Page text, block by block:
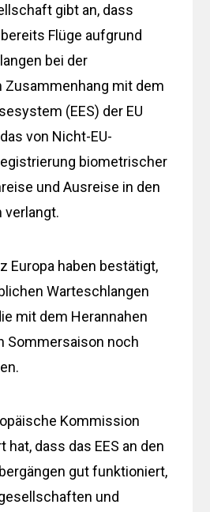
gibt an, dass
Flüge aufgrund
bei der
Zusammenhang mit dem
(EES) der EU
von Nicht-EU-
biometrischer
und Ausreise in den
verlangt.
Europa haben bestätigt,
Warteschlangen
mit dem Herannahen
Sommersaison noch
Kommission
hat, dass das EES an den
gut funktioniert,
und